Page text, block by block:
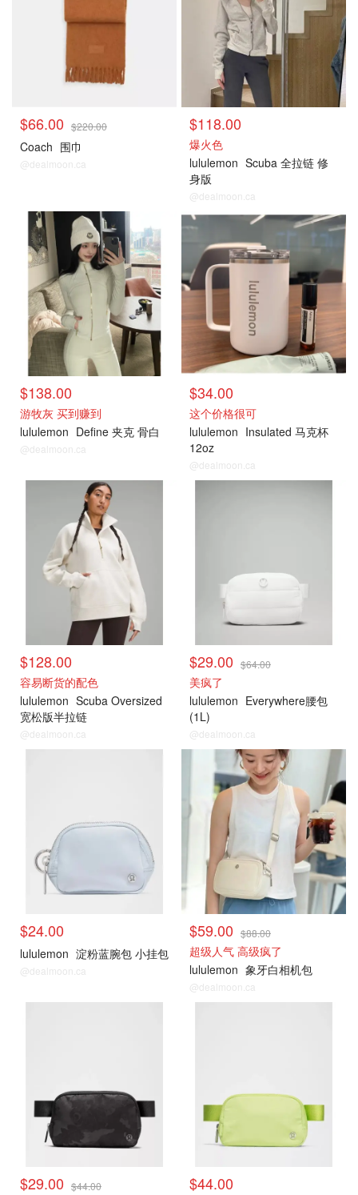
$66.00 $220.00
Coach 围巾
@dealmoon.ca
$118.00
爆火色
lululemon Scuba 全拉链 修
身版
@dealmoon.ca
Lululemon
$138.00
游牧灰 买到赚到
lululemon Define 夹克 骨白
@dealmoon.ca
Lululemon
$34.00
这个价格很可
lululemon Insulated 马克杯
12oz
@dealmoon.ca
$128.00
容易断货的配色
lululemon Scuba Oversized
宽松版半拉链
@dealmoon.ca
$29.00 $64.00
美疯了
lululemon Everywhere腰包
(1L)
@dealmoon.ca
$24.00
lululemon 淀粉蓝腕包 小挂包
@dealmoon.ca
Lululemon
$59.00 $88.00
超级人气 高级疯了
lululemon 象牙白相机包
@dealmoon.ca
$29.00 $44.00 $44.00